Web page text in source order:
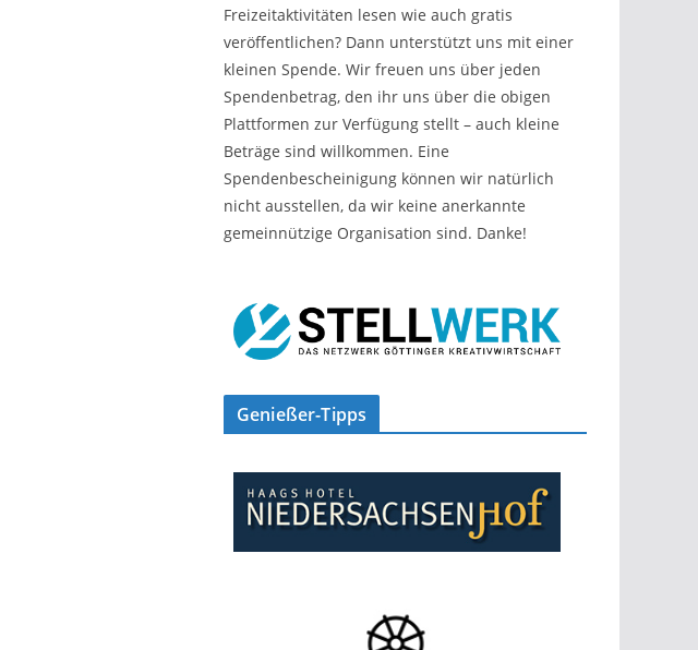
Freizeitaktivitäten lesen wie auch gratis
veröffentlichen? Dann unterstützt uns mit einer
kleinen Spende. Wir freuen uns über jeden
Spendenbetrag, den ihr uns über die obigen
Plattformen zur Verfügung stellt – auch kleine
Beträge sind willkommen. Eine
Spendenbescheinigung können wir natürlich
nicht ausstellen, da wir keine anerkannte
gemeinnützige Organisation sind. Danke!
Genießer-Tipps